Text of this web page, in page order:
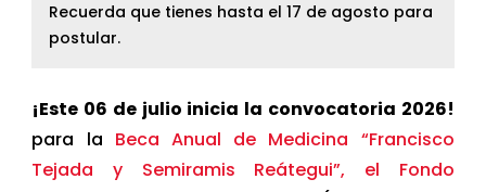
Recuerda que tienes hasta el 17 de agosto para
postular.
¡Este 06 de julio inicia la convocatoria 2026!
para la Beca Anual de Medicina “Francisco
Tejada y Semiramis Reátegui”, el Fondo